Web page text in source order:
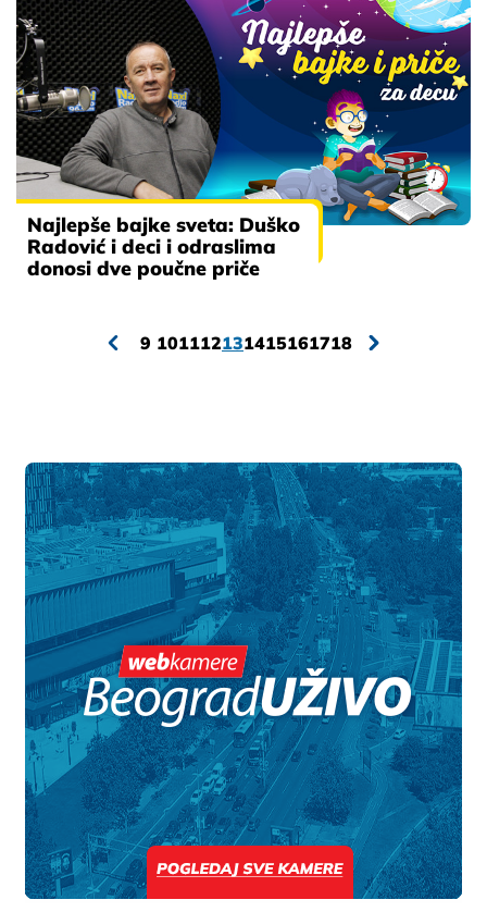
Najlepše bajke sveta: Duško
Radović i deci i odraslima
donosi dve poučne priče
9 101112131415161718